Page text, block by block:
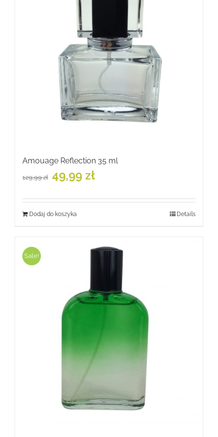
Amouage Reflection 35 ml
129,99zł
Pierwotna
cena
129,99 zł.
49,99 złcena
49,99 zł.
Dodaj do koszyka Details
Sale!